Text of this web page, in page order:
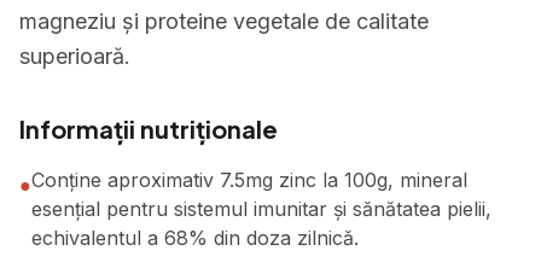
magneziu și proteine vegetale de calitate
superioară.
Informații nutriționale
●Conține aproximativ 7.5mg zinc la 100g, mineral
esențial pentru sistemul imunitar și sănătatea pielii,
echivalentul a 68% din doza zilnică.